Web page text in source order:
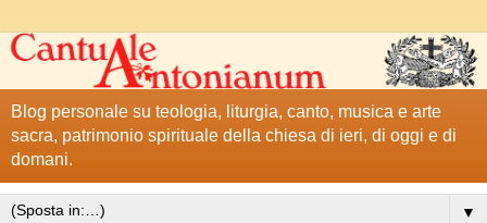
Blog personale su teologia, liturgia, canto, musica e arte
sacra, patrimonio spirituale della chiesa di ieri, di oggi e di
domani.
▼